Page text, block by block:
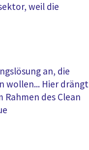
weil die
an, die
wollen... Hier drängt
Rahmen des Clean